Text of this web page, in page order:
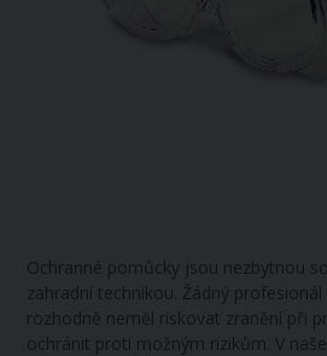
Ochranné pomůcky jsou nezbytnou
zahradní technikou. Žádný
rozhodně neměl riskovat zranění při
ochránit proti možným rizikům. V